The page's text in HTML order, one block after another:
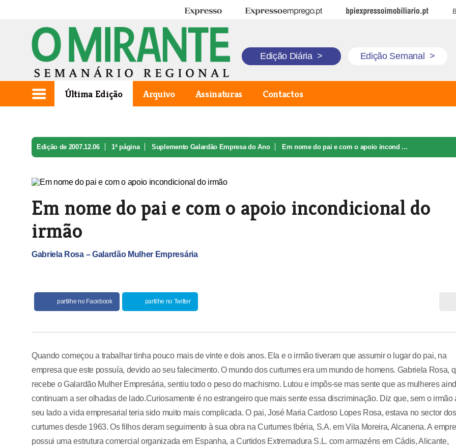
Expresso Expresso Emprego BPI Expresso Imobiliário
Edição Diária > Edição Semanal >
Última Edição Arquivo Assinaturas Contactos
Edição de 2007.12.06 1ª página Suplemento Galardão Empresa do Ano Em nome do pai e com o apoio incond ...
Em nome do pai e com o apoio incondicional do
irmão
Gabriela Rosa – Galardão Mulher Empresária
partilhe no Facebook partilhe no Twitter
Quando começou a trabalhar tinha pouco mais de vinte e dois anos. Ela e o irmão tiveram que assumir o lugar do pai, na
empresa que este possuía, devido ao seu falecimento. O mundo dos curtumes era um mundo de homens. Gabriela Rosa,
recebe o Galardão Mulher Empresária, sentiu todo o peso do machismo. Lutou e impôs-se mas sente que as mulheres
continuam a ser olhadas de lado.Curiosamente é no estrangeiro que mais sente essa discriminação. Diz que, sem o irmão
seu lado a vida empresarial teria sido muito mais complicada. O pai, José Maria Cardoso Lopes Rosa, estava no sector dos
curtumes desde 1963. Os filhos deram seguimento à sua obra na Curtumes Ibéria, S.A. em Vila Moreira, Alcanena. A
possui uma estrutura comercial organizada em Espanha, a Curtidos Extremadura S.L. com armazéns em Cádis, Alicante,